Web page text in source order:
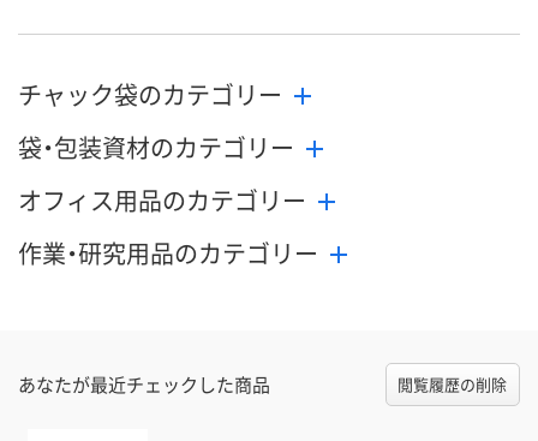
チャック袋のカテゴリー
袋・包装資材のカテゴリー
オフィス用品のカテゴリー
作業・研究用品のカテゴリー
あなたが最近チェックした商品 閲覧履歴の削除